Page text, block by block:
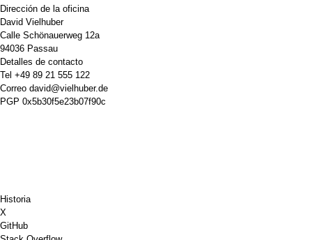
Dirección de la oficina
David Vielhuber
Calle Schönauerweg 12a
94036 Passau
Detalles de contacto
Tel +49 89 21 555 122
Correo david@vielhuber.de
PGP 0x5b30f5e23b07f90c
Historia
X
GitHub